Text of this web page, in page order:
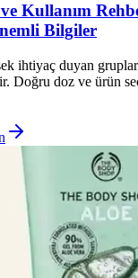
Kullanım
Bilgiler
ihtiyaç duyan
Doğru doz ve ürün